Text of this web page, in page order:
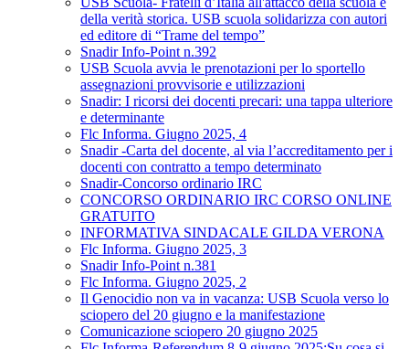
della verità storica. USB scuola solidarizza con autori
ed editore di “Trame del tempo”
Snadir Info-Point n.392
USB Scuola avvia le prenotazioni per lo sportello
assegnazioni provvisorie e utilizzazioni
Snadir: I ricorsi dei docenti precari: una tappa ulteriore
e determinante
Flc Informa. Giugno 2025, 4
Snadir -Carta del docente, al via l’accreditamento per i
docenti con contratto a tempo determinato
Snadir-Concorso ordinario IRC
CONCORSO ORDINARIO IRC CORSO ONLINE
GRATUITO
INFORMATIVA SINDACALE GILDA VERONA
Flc Informa. Giugno 2025, 3
Snadir Info-Point n.381
Flc Informa. Giugno 2025, 2
Il Genocidio non va in vacanza: USB Scuola verso lo
sciopero del 20 giugno e la manifestazione
Comunicazione sciopero 20 giugno 2025